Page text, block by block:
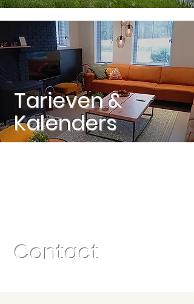
Tarieven &
Kalenders
Contact